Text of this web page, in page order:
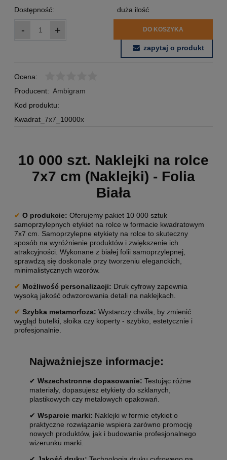
Dostępność: duża ilość
- + DO KOSZYKA
zapytaj o produkt
Ocena:
Producent: Ambigram
Kod produktu:
Kwadrat_7x7_10000x
10 000 szt. Naklejki na rolce
7x7 cm (Naklejki) - Folia
Biała
✔ O produkcie: Oferujemy pakiet 10 000 sztuk
samoprzylepnych etykiet na rolce w formacie kwadratowym
7x7 cm. Samoprzylepne etykiety na rolce to skuteczny
sposób na wyróżnienie produktów i zwiększenie ich
atrakcyjności. Wykonane z białej folii samoprzylepnej,
sprawdzą się doskonale przy tworzeniu eleganckich,
minimalistycznych wzorów.
✔ Możliwość personalizacji: Druk cyfrowy zapewnia
wysoką jakość odwzorowania detali na naklejkach.
✔ Szybka metamorfoza: Wystarczy chwila, by zmienić
wygląd butelki, słoika czy koperty - szybko, estetycznie i
profesjonalnie.
Najważniejsze informacje:
✔ Wszechstronne dopasowanie: Testując różne
materiały, dopasujesz etykiety do szklanych,
plastikowych czy metalowych opakowań.
✔ Wsparcie marki: Naklejki w formie etykiet o
praktyczne rozwiązanie wspiera zarówno promocję
nowych produktów, jak i budowanie profesjonalnego
wizerunku marki.